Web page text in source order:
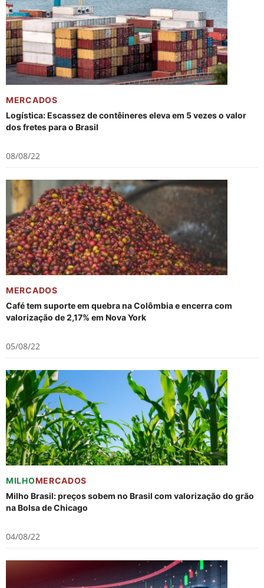
MERCADOS
Logística: Escassez de contêineres eleva em 5 vezes o valor
dos fretes para o Brasil
08/08/22
MERCADOS
Café tem suporte em quebra na Colômbia e encerra com
valorização de 2,17% em Nova York
05/08/22
MILHOMERCADOS
Milho Brasil: preços sobem no Brasil com valorização do grão
na Bolsa de Chicago
04/08/22